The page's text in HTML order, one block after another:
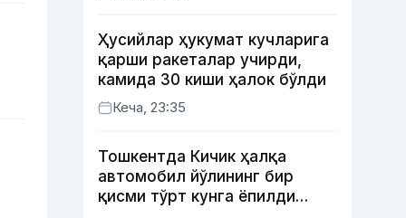
Ҳусийлар ҳукумат кучларига
қарши ракеталар учирди,
камида 30 киши ҳалок бўлди
Кеча, 23:35
Тошкентда Кичик ҳалқа
автомобил йўлининг бир
қисми тўрт кунга ёпилди